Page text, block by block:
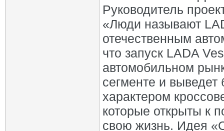
Руководитель
«Люди называют
отечественным
что запуск LADA
автомобильном
сегменте и
характером
которые открыты к
свою жизнь. Идея